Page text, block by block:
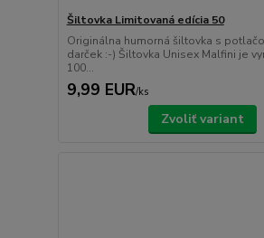
Šiltovka Limitovaná edícia 50
Originálna humorná šiltovka s
darček :-) Šiltovka Unisex Malfini je
100...
9,99 EUR/ks
Zvoliť variant